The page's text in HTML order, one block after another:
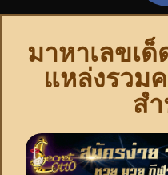
มาหาเลขเ
แหล่งรวม
ส